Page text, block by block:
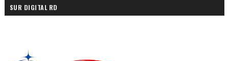
SUR DIGITAL RD